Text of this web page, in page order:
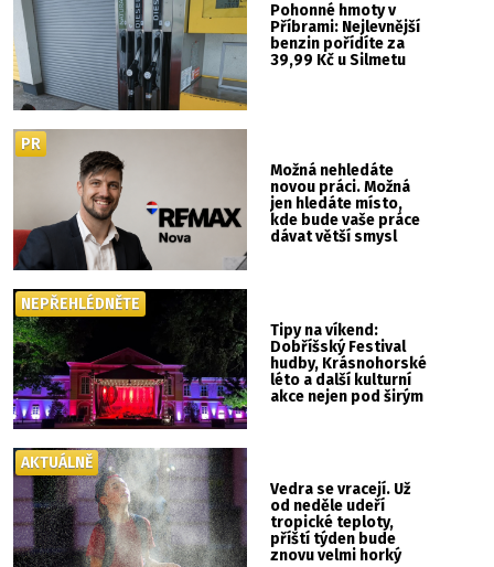
Pohonné hmoty v
Příbrami: Nejlevnější
benzin pořídíte za
39,99 Kč u Silmetu
Možná nehledáte
novou práci. Možná
jen hledáte místo,
kde bude vaše práce
dávat větší smysl
PR
Tipy na víkend:
Dobříšský Festival
hudby, Krásnohorské
léto a další kulturní
akce nejen pod širým
NEPŘEHLÉDNĚTE
Vedra se vracejí. Už
od neděle udeří
tropické teploty,
příští týden bude
znovu velmi horký
AKTUÁLNĚ